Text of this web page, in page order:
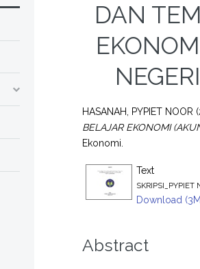
DAN
HASANAH, PYPIET NOOR
BELAJAR EKONOMI
Ekonomi.
Text
SKRIPSI_PYPIET
Download
Abstract